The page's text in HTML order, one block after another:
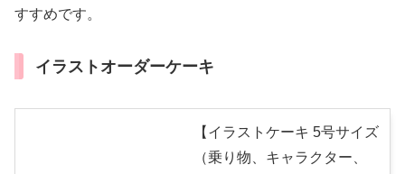
すすめです。
イラストオーダーケーキ
【イラストケーキ 5号サイズ
（乗り物、キャラクター、